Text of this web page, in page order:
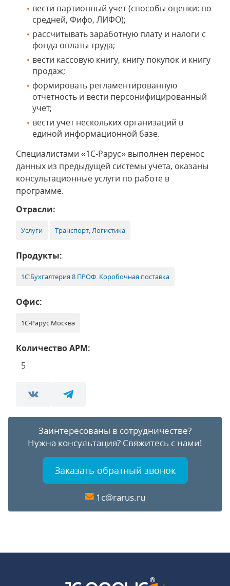
вести партионный учет (способы оценки: по
средней, Фифо, ЛИФО);
рассчитывать заработную плату и налоги с
фонда оплаты труда;
вести кассовую книгу, книгу покупок и книгу
продаж;
формировать регламентированную
отчетность и вести персонифицированный
учет;
вести учет нескольких организаций в
единой информационной базе.
Специалистами «1С-Рарус» выполнен перенос
данных из предыдущей системы учета, оказаны
консультационные услуги по работе в
программе.
Отрасли:
Услуги Транспорт, Логистика
Продукты:
1С:Бухгалтерия 8 ПРОФ. Коробочная поставка
Офис:
1С-Рарус Москва
Количество АРМ:
5
Заинтересованы в сотрудничестве?
Нужна консультация? Свяжитесь с нами!
Заказать обратный звонок
1c@rarus.ru